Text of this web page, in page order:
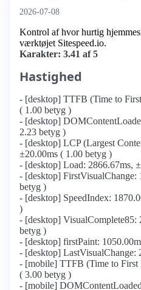
2026-07-08
Kontrol af hvor hurtig
værktøjet Sitespeed.io.
Karakter: 3.41 af 5
Hastighed
- [desktop] TTFB (Time to
( 1.00 betyg )
- [desktop]
2.23 betyg )
- [desktop] LCP (Largest
±20.00ms ( 1.00 betyg )
- [desktop] Load: 2866.67ms,
- [desktop] FirstVisualChange:
betyg )
- [desktop] SpeedIndex:
)
- [desktop] VisualComplete85:
betyg )
- [desktop] firstPaint:
- [desktop] LastVisualChange:
- [mobile] TTFB (Time to First
( 3.00 betyg )
- [mobile]